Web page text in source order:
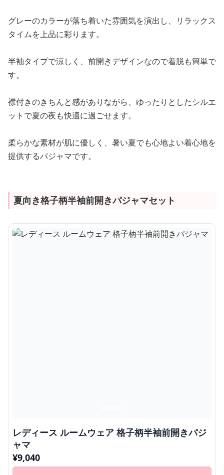
グレーのカラーが落ち着いた雰囲気を演出し、リラックス
タイムを上品に彩ります。
半袖タイプで涼しく、前開きデザインなので着脱も簡単で
す。
襟付きのきちんと感がありながら、ゆったりとしたシルエ
ットで夏の夜も快適に過ごせます。
柔らかな素材が肌に優しく、暑い夏でも心地よい着心地を
提供するパジャマです。
夏向き格子柄半袖前開きパジャマセット
レディース ルームウェア 格子柄半袖前開きパジ
ャマ
¥9,040